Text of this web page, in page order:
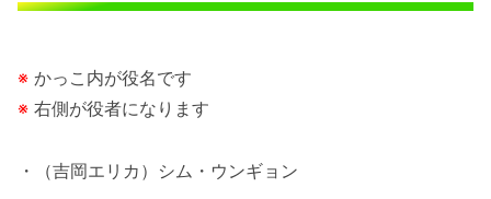
※ かっこ内が役名です
※ 右側が役者になります
・（吉岡エリカ）シム・ウンギョン